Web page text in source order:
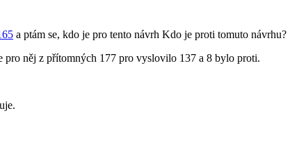
a ptám se, kdo je pro tento návrh Kdo je proti tomuto návrhu?
pro něj z přítomných 177 pro vyslovilo 137 a 8 bylo proti.